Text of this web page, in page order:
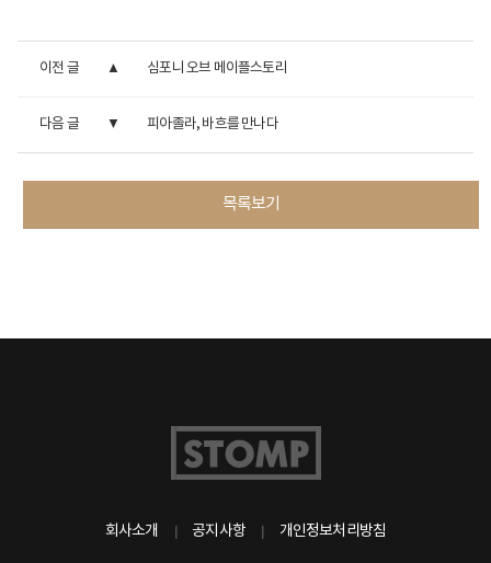
이전 글 심포니 오브 메이플스토리
다음 글 피아졸라, 바흐를 만나다
목록보기
회사소개 공지사항 개인정보처리방침